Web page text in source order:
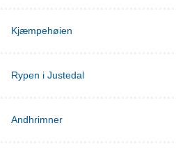
Kjæmpehøien
Rypen i Justedal
Andhrimner